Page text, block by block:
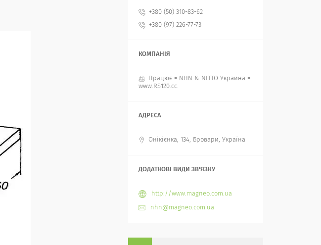
+380 (50) 310-83-62
+380 (97) 226-77-73
Працює = NHN & NITTO Украина =
www.RS120.cc.
Онікієнка, 134, Бровари, Україна
http://www.magneo.com.ua
nhn@magneo.com.ua